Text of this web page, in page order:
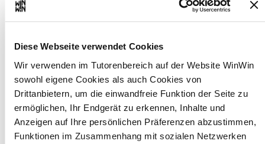
Diese Webseite verwendet Cookies
Wir verwenden im Tutorenbereich auf der Website WinWin
sowohl eigene Cookies als auch Cookies von
Drittanbietern, um die einwandfreie Funktion der Seite zu
ermöglichen, Ihr Endgerät zu erkennen, Inhalte und
Anzeigen auf Ihre persönlichen Präferenzen abzustimmen,
Funktionen im Zusammenhang mit sozialen Netzwerken
3
.Der Auszubildende ist unter
dem Postweg oder
eingehende Post zu bearbeiten
und weiterzuleiten.
Maximale Punktzahl: 6